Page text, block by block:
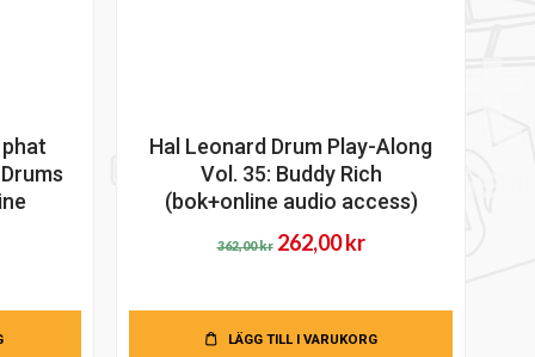
phat
Hal Leonard Drum Play-Along
Vol. 35: Buddy Rich
(bok+online audio access)
362,00kr Det
priset
var:
262,00krDet
priset
är:
LÄGG TILL I VARUKORG